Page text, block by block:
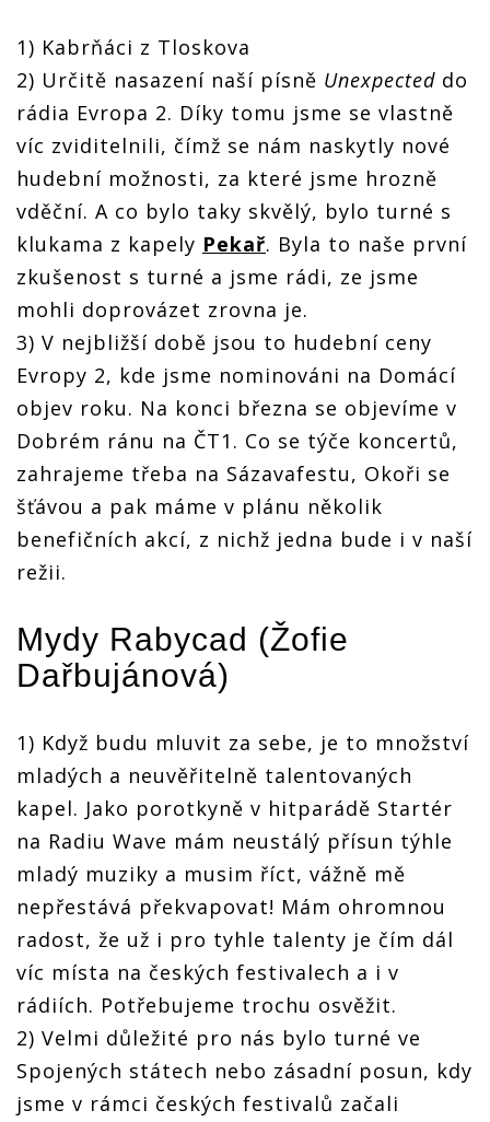
1) Kabrňáci z Tloskova
2) Určitě nasazení naší písně Unexpected do
rádia Evropa 2. Díky tomu jsme se vlastně
víc zviditelnili, čímž se nám naskytly nové
hudební možnosti, za které jsme hrozně
vděční. A co bylo taky skvělý, bylo turné s
klukama z kapely Pekař. Byla to naše první
zkušenost s turné a jsme rádi, ze jsme
mohli doprovázet zrovna je.
3) V nejbližší době jsou to hudební ceny
Evropy 2, kde jsme nominováni na Domácí
objev roku. Na konci března se objevíme v
Dobrém ránu na ČT1. Co se týče koncertů,
zahrajeme třeba na Sázavafestu, Okoři se
šťávou a pak máme v plánu několik
benefičních akcí, z nichž jedna bude i v naší
režii.
Mydy Rabycad (Žofie
Dařbujánová)
1) Když budu mluvit za sebe, je to množství
mladých a neuvěřitelně talentovaných
kapel. Jako porotkyně v hitparádě Startér
na Radiu Wave mám neustálý přísun týhle
mladý muziky a musim říct, vážně mě
nepřestává překvapovat! Mám ohromnou
radost, že už i pro tyhle talenty je čím dál
víc místa na českých festivalech a i v
rádiích. Potřebujeme trochu osvěžit.
2) Velmi důležité pro nás bylo turné ve
Spojených státech nebo zásadní posun, kdy
jsme v rámci českých festivalů začali